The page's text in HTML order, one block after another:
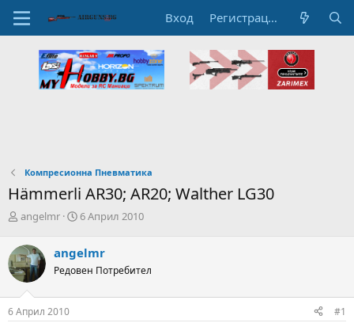
Вход Регистрация
Компресионна Пневматика
Hämmerli AR30; AR20; Walther LG30
А
т
о
р
н
а
т
angelmr
Н
а
л
а
6 Април 2010
angelmr
Редовен Потребител
6 Април 2010 #1